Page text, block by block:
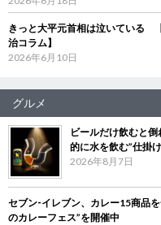
きっと大平元首相は泣いている
治コラム】
2026年6月10日
グルメ
ビールだけ飲むと
的に水を飲む”仕掛
2026年8月7日
セブン‐イレブン、カレー15商品
のカレーフェス”を開催中